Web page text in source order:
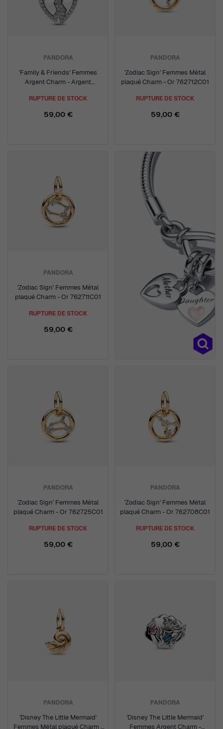
PANDORA
'Family & Friends' Femmes
Argent Charm - Argent
RUPTURE DE STOCK
59,00 €
PANDORA
'Zodiac Sign' Femmes Métal
plaqué Charm - Or 762712C01
RUPTURE DE STOCK
59,00 €
PANDORA
'Zodiac Sign' Femmes Métal
plaqué Charm - Or 762711C01
RUPTURE DE STOCK
59,00 €
PANDORA
'Zodiac Sign' Femmes Métal
plaqué Charm - Or 762725C01
RUPTURE DE STOCK
59,00 €
PANDORA
'Zodiac Sign' Femmes Métal
plaqué Charm - Or 762708C01
RUPTURE DE STOCK
59,00 €
PANDORA
'Disney The Little Mermaid'
Femmes Métal plaqué Charm -
PANDORA
'Disney The Little Mermaid'
Femmes Argent Charm -